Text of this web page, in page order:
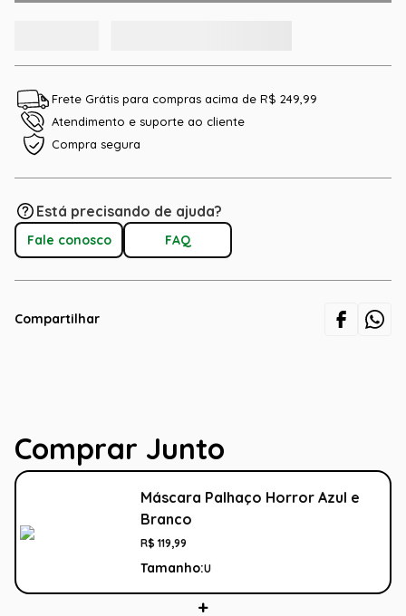
Frete Grátis para compras acima de R$ 249,99
Atendimento e suporte ao cliente
Compra segura
Está precisando de ajuda?
Fale conosco FAQ
Compartilhar
Comprar Junto
Máscara Palhaço Horror Azul e
Branco
R$ 119,99
Tamanho:U